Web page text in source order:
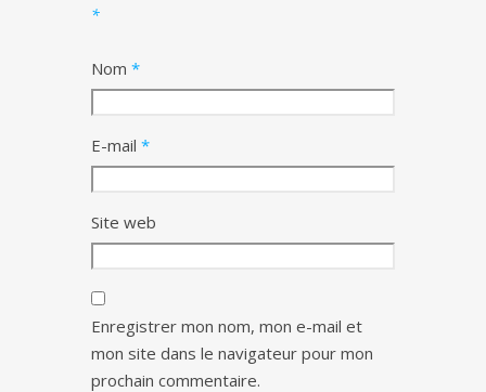
*
Nom *
E-mail *
Site web
Enregistrer mon nom, mon e-mail et
mon site dans le navigateur pour mon
prochain commentaire.